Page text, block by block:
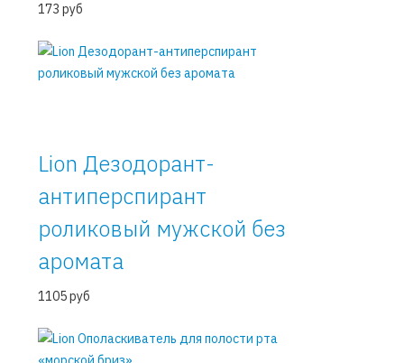
173 руб
Lion Дезодорант-
антиперспирант
роликовый мужской без
аромата
1105 руб